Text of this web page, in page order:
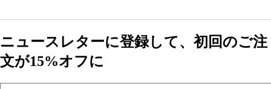
ニュースレターに登録して、初回のご注
文が15%オフに